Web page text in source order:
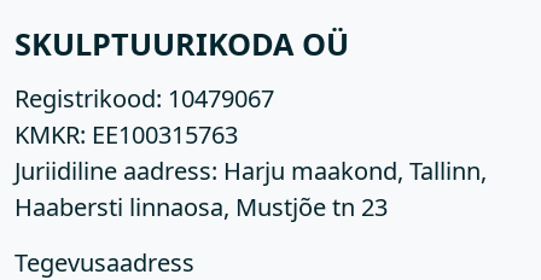
SKULPTUURIKODA OÜ
Registrikood: 10479067
KMKR: EE100315763
Juriidiline aadress: Harju maakond, Tallinn,
Haabersti linnaosa, Mustjõe tn 23
Tegevusaadress